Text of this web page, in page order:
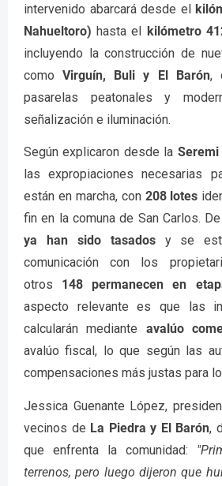
intervenido abarcará desde el
Nahueltoro) hasta el kilómetro
incluyendo la construcción de
comoVirguín, Buli y El Barón,
pasarelas peatonales y
señalización e iluminación.
Según explicaron desde la Seremi
las expropiaciones necesarias
están en marcha, con 208 lotes
fin en la comuna de San Carlos.
ya han sido tasadosy se
comunicación con los
otros 148 permanecen en
aspecto relevante es que las
calcularán mediante avalúo
avalúo fiscal, lo que según las
compensaciones más justas para
Jessica Guenante López,
vecinos de La Piedra y El Barón,
que enfrenta la comunidad:
terrenos, pero luego dijeron que